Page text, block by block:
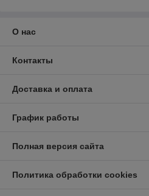
О нас
Контакты
Доставка и оплата
График работы
Полная версия сайта
Политика обработки cookies